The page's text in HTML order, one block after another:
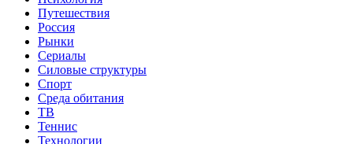
Путешествия
Россия
Рынки
Сериалы
Силовые структуры
Спорт
Среда обитания
ТВ
Теннис
Технологии